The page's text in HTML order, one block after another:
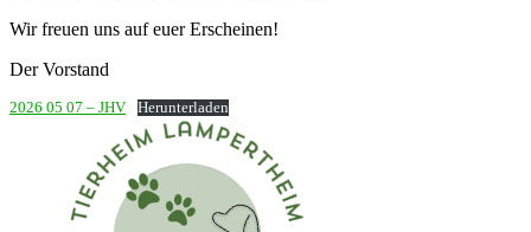
Wir freuen uns auf euer Erscheinen!
Der Vorstand
2026 05 07 – JHV Herunterladen